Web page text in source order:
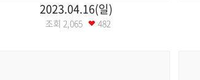
2023.04.16(일)
조회 2,065 482